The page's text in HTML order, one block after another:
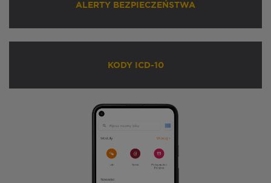
ALERTY BEZPIECZEŃSTWA
KODY ICD-10